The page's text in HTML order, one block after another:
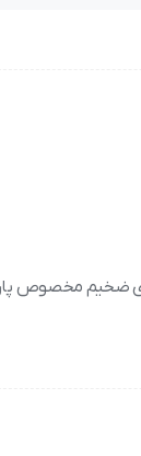
ضخیم مخصوص